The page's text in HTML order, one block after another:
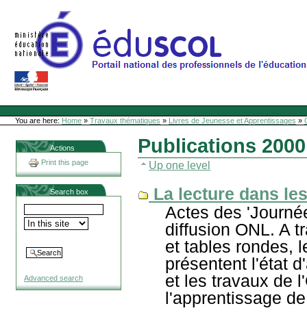
Site Web de l'ONL
Sections
Personal
toolsYou are here: Home » Travaux thématiques » Livres de Jeunesse et Apprentissages »
Actions
Print this page
Search box
Advanced search
Publications 2000
Up one level
La lecture dans
Actes des
diffusion ONL. A
et tables rondes,
présentent l'état
et les travaux de
l'apprentissage